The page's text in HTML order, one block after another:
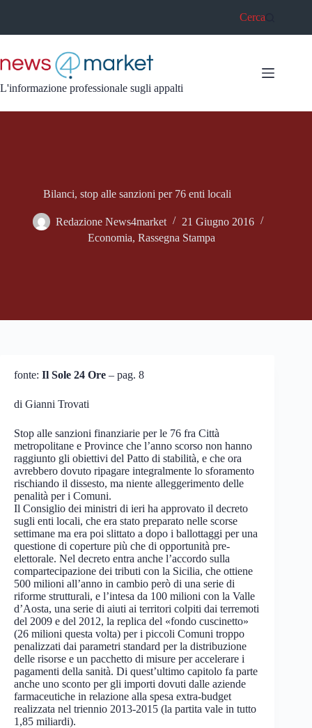
Cerca
L'informazione professionale sugli appalti
Bilanci, stop alle sanzioni per 76 enti locali
Redazione News4market
21 Giugno 2016
Economia, Rassegna Stampa
fonte: Il Sole 24 Ore – pag. 8
di Gianni Trovati
Stop alle sanzioni finanziarie per le 76 fra Città
metropolitane e Province che l’anno scorso non hanno
raggiunto gli obiettivi del Patto di stabilità, e che ora
avrebbero dovuto ripagare integralmente lo sforamento
rischiando il dissesto, ma niente alleggerimento delle
penalità per i Comuni.
Il Consiglio dei ministri di ieri ha approvato il decreto
sugli enti locali, che era stato preparato nelle scorse
settimane ma era poi slittato a dopo i ballottaggi per una
questione di coperture più che di opportunità pre-
elettorale. Nel decreto entra anche l’accordo sulla
compartecipazione dei tributi con la Sicilia, che ottiene
500 milioni all’anno in cambio però di una serie di
riforme strutturali, e l’intesa da 100 milioni con la Valle
d’Aosta, una serie di aiuti ai territori colpiti dai terremoti
del 2009 e del 2012, la replica del «fondo cuscinetto»
(26 milioni questa volta) per i piccoli Comuni troppo
penalizzati dai parametri standard per la distribuzione
delle risorse e un pacchetto di misure per accelerare i
pagamenti della sanità. Di quest’ultimo capitolo fa parte
anche uno sconto per gli importi dovuti dalle aziende
farmaceutiche in relazione alla spesa extra-budget
realizzata nel triennio 2013-2015 (la partita vale in tutto
1,85 miliardi).